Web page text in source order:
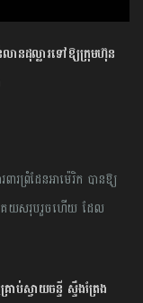
នដុល្លារទៅឱ្យក្រុមហ៊ុន
ព្រំដែនអាម៉េរិក បានឱ្យ
គយសរុបរួចហើយ ដែល
ាប់ស្វាយចន្ទី ស្ទឹងត្រែង